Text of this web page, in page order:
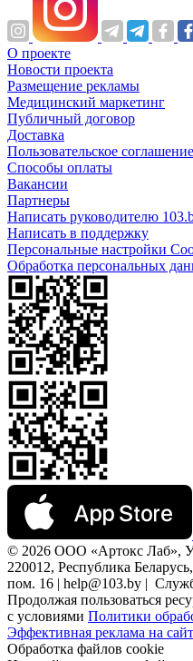
О проекте
Новости проекта
Размещение рекламы
Медицинский маркетинг
Публичный договор
Доставка
Пользовательское соглашение
Способы оплаты
Вакансии
Партнеры
Написать руководителю
Написать в поддержку
Персональные настройки
Обработка персональных
© 2026 ООО «Артокс Лаб»,
220012, Республика
пом. 16 | help@103.by |
Продолжая пользоваться
с условиями Политики
Эффективная реклама на
Обработка файлов cookie